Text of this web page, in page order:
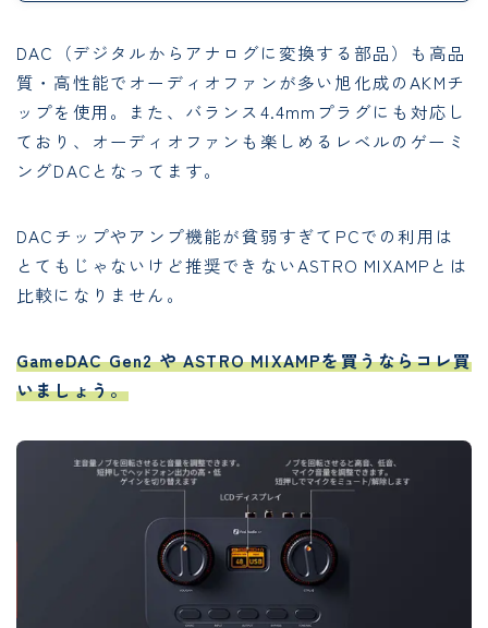
DAC（デジタルからアナログに変換する部品）も高品
質・高性能でオーディオファンが多い旭化成のAKMチ
ップを使用。また、バランス4.4mmプラグにも対応し
ており、オーディオファンも楽しめるレベルのゲーミ
ングDACとなってます。
DACチップやアンプ機能が貧弱すぎてPCでの利用は
とてもじゃないけど推奨できないASTRO MIXAMPとは
比較になりません。
GameDAC Gen2 や ASTRO MIXAMPを買うならコレ買
いましょう。